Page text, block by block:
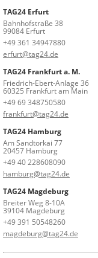
TAG24 Erfurt
Bahnhofstraße 38
99084 Erfurt
+49 361 34947880
erfurt@tag24.de
TAG24 Frankfurt a. M.
Friedrich-Ebert-Anlage 36
60325 Frankfurt am Main
+49 69 348750580
frankfurt@tag24.de
TAG24 Hamburg
Am Sandtorkai 77
20457 Hamburg
+49 40 228608090
hamburg@tag24.de
TAG24 Magdeburg
Breiter Weg 8-10A
39104 Magdeburg
+49 391 50548260
magdeburg@tag24.de